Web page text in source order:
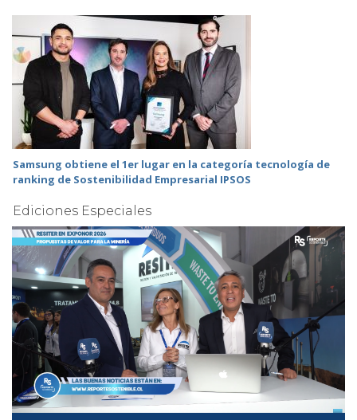
Samsung obtiene el 1er lugar en la categoría tecnología de
ranking de Sostenibilidad Empresarial IPSOS
Ediciones Especiales